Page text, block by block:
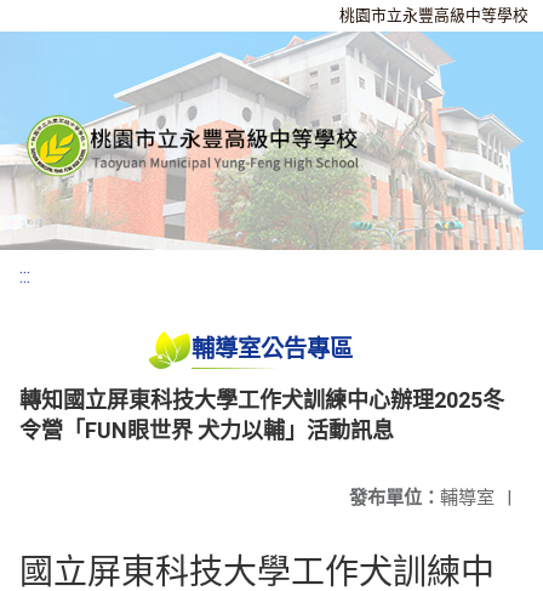
桃園市立永豐高級中等學校
:::
輔導室公告專區
轉知國立屏東科技大學工作犬訓練中心辦理2025冬
令營「FUN眼世界 犬力以輔」活動訊息
發布單位： 輔導室 |
國立屏東科技大學工作犬訓練中